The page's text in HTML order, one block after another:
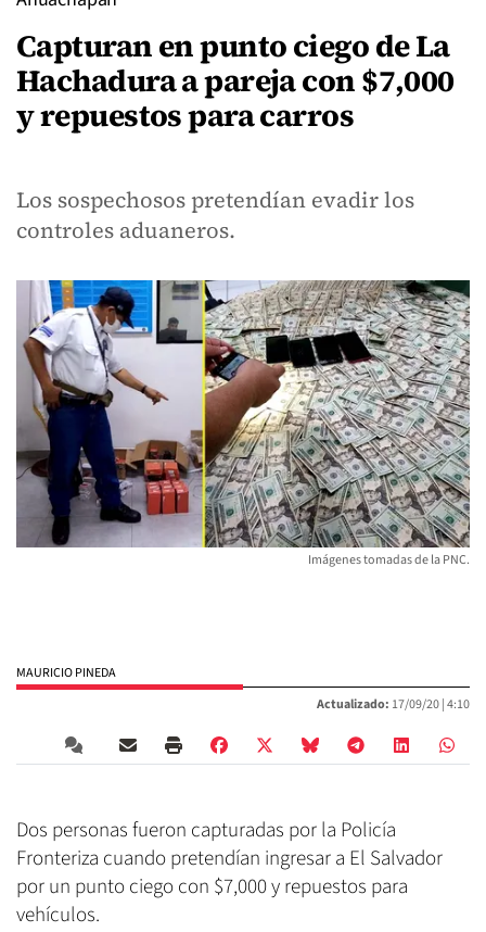
Capturan en punto ciego de La
Hachadura a pareja con $7,000
y repuestos para carros
Los sospechosos pretendían evadir los
controles aduaneros.
Imágenes tomadas de la PNC.
MAURICIO PINEDA
Actualizado: 17/09/20 |4:10
Dos personas fueron capturadas por la Policía
Fronteriza cuando pretendían ingresar a El Salvador
por un punto ciego con $7,000 y repuestos para
vehículos.